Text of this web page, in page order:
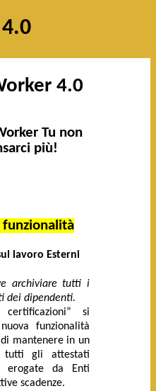
4.0
Tu non
più!
funzionalità
lavoro Esterni
archiviare tutti i
dei dipendenti.
si
funzionalità
mantenere in un
tutti gli attestati
erogate da Enti
scadenze.